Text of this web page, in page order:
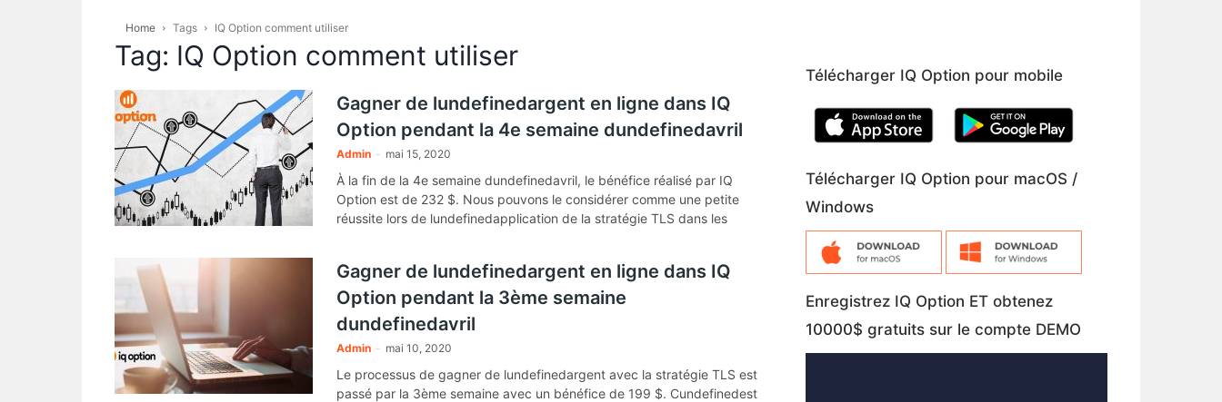
Home Tags IQ Option comment utiliser
Tag: IQ Option comment utiliser
Gagner de lundefinedargent en ligne dans IQ
Option pendant la 4e semaine dundefinedavril
Admin - mai 15, 2020
À la fin de la 4e semaine dundefinedavril, le bénéfice réalisé par IQ
Option est de 232 $. Nous pouvons le considérer comme une petite
réussite lors de lundefinedapplication de la stratégie TLS dans les
Gagner de lundefinedargent en ligne dans IQ
Option pendant la 3ème semaine
dundefinedavril
Admin - mai 10, 2020
Le processus de gagner de lundefinedargent avec la stratégie TLS est
passé par la 3ème semaine avec un bénéfice de 199 $. Cundefinedest
Télécharger IQ Option pour mobile
Télécharger IQ Option pour macOS /
Windows
Enregistrez IQ Option ET obtenez
10000$ gratuits sur le compte DEMO